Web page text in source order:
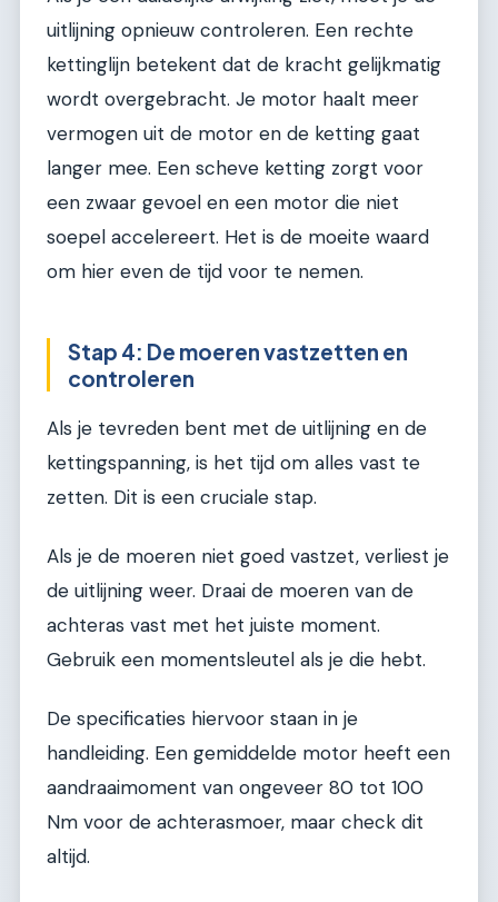
uitlijning opnieuw controleren. Een rechte
kettinglijn betekent dat de kracht gelijkmatig
wordt overgebracht. Je motor haalt meer
vermogen uit de motor en de ketting gaat
langer mee. Een scheve ketting zorgt voor
een zwaar gevoel en een motor die niet
soepel accelereert. Het is de moeite waard
om hier even de tijd voor te nemen.
Stap 4: De moeren vastzetten en
controleren
Als je tevreden bent met de uitlijning en de
kettingspanning, is het tijd om alles vast te
zetten. Dit is een cruciale stap.
Als je de moeren niet goed vastzet, verliest je
de uitlijning weer. Draai de moeren van de
achteras vast met het juiste moment.
Gebruik een momentsleutel als je die hebt.
De specificaties hiervoor staan in je
handleiding. Een gemiddelde motor heeft een
aandraaimoment van ongeveer 80 tot 100
Nm voor de achterasmoer, maar check dit
altijd.